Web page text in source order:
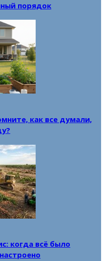
порядок
как все думали,
когда всё было